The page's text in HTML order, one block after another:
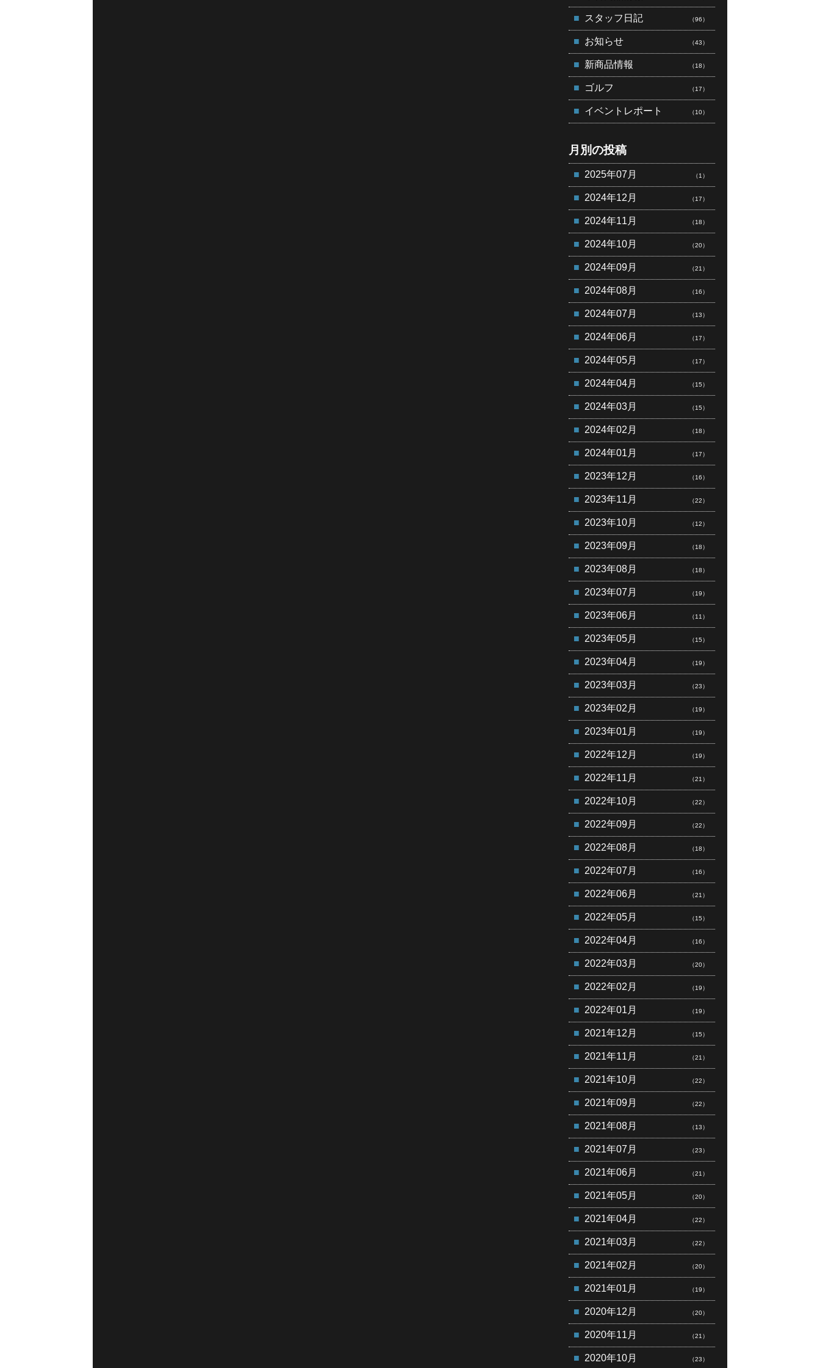
スタッフ日記 （96）
お知らせ （43）
新商品情報 （18）
ゴルフ （17）
イベントレポート （10）
月別の投稿
2025年07月 （1）
2024年12月 （17）
2024年11月 （18）
2024年10月 （20）
2024年09月 （21）
2024年08月 （16）
2024年07月 （13）
2024年06月 （17）
2024年05月 （17）
2024年04月 （15）
2024年03月 （15）
2024年02月 （18）
2024年01月 （17）
2023年12月 （16）
2023年11月 （22）
2023年10月 （12）
2023年09月 （18）
2023年08月 （18）
2023年07月 （19）
2023年06月 （11）
2023年05月 （15）
2023年04月 （19）
2023年03月 （23）
2023年02月 （19）
2023年01月 （19）
2022年12月 （19）
2022年11月 （21）
2022年10月 （22）
2022年09月 （22）
2022年08月 （18）
2022年07月 （16）
2022年06月 （21）
2022年05月 （15）
2022年04月 （16）
2022年03月 （20）
2022年02月 （19）
2022年01月 （19）
2021年12月 （15）
2021年11月 （21）
2021年10月 （22）
2021年09月 （22）
2021年08月 （13）
2021年07月 （23）
2021年06月 （21）
2021年05月 （20）
2021年04月 （22）
2021年03月 （22）
2021年02月 （20）
2021年01月 （19）
2020年12月 （20）
2020年11月 （21）
2020年10月 （23）